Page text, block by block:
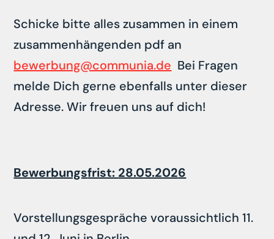
Schicke bitte alles zusammen in einem
zusammenhängenden pdf an
bewerbung@communia.de Bei Fragen
melde Dich gerne ebenfalls unter dieser
Adresse. Wir freuen uns auf dich!
Bewerbungsfrist: 28.05.2026
Vorstellungsgespräche voraussichtlich 11.